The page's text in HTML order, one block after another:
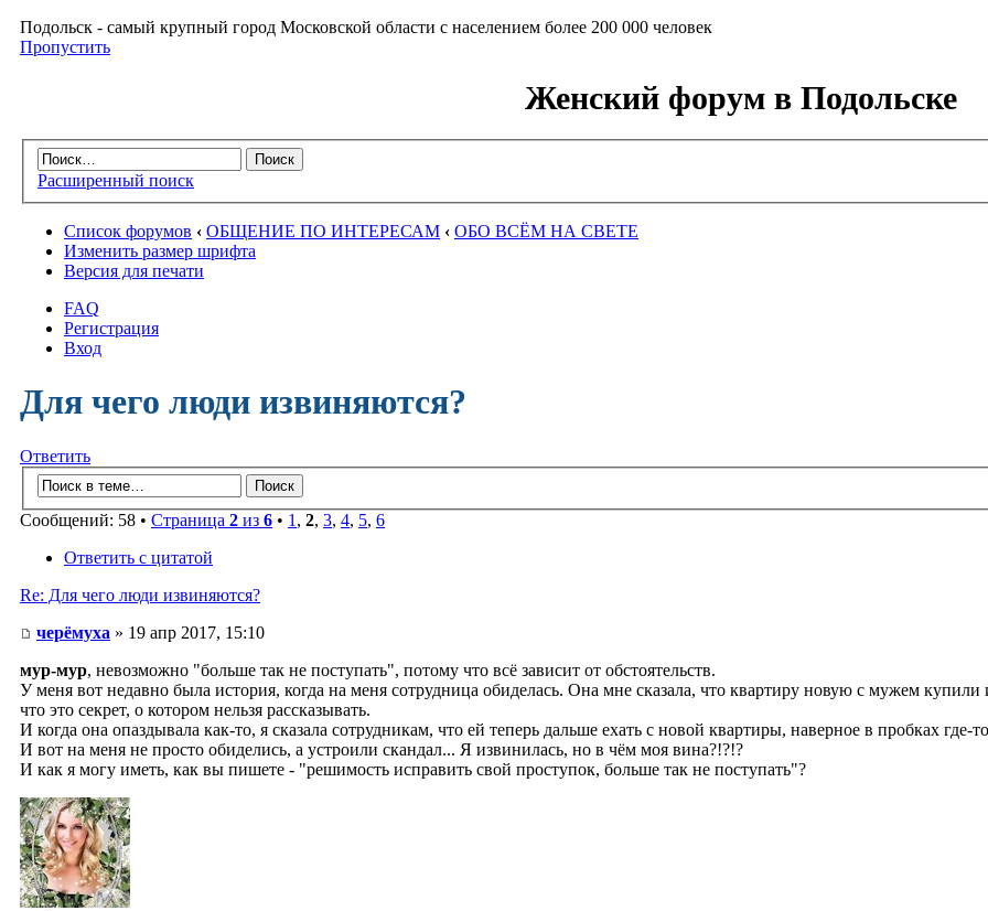
Подольск - самый крупный город Московской области с населением более 200 000 человек
Пропустить
Женский форум в Подольске
Расширенный поиск
Список форумов ‹ ОБЩЕНИЕ ПО ИНТЕРЕСАМ ‹ ОБО ВСЁМ НА СВЕТЕ
Изменить размер шрифта
Версия для печати
FAQ
Регистрация
Вход
Для чего люди извиняются?
Ответить
Сообщений: 58 • Страница 2 из 6 • 1 , 2, 3, 4, 5, 6
Ответить с цитатой
Re: Для чего люди извиняются?
черёмуха » 19 апр 2017, 15:10
мур-мур, невозможно "больше так не поступать", потому что всё зависит от обстоятельств.
У меня вот недавно была история, когда на меня сотрудница обиделась. Она мне сказала, что квартиру новую с мужем купили
что это секрет, о котором нельзя рассказывать.
И когда она опаздывала как-то, я сказала сотрудникам, что ей теперь дальше ехать с новой квартиры, наверное в пробках где-
И вот на меня не просто обиделись, а устроили скандал... Я извинилась, но в чём моя вина?!?!?
И как я могу иметь, как вы пишете - "решимость исправить свой проступок, больше так не поступать"?